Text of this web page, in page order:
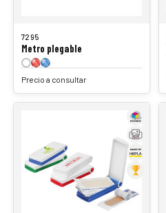
7295
Metro plegable
Precio a consultar